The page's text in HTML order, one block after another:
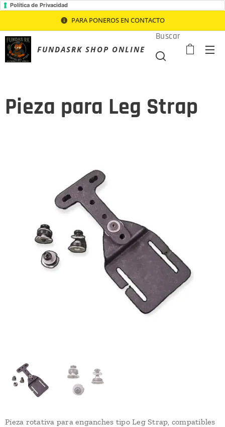
Política de Privacidad
PARA PONEROS EN CONTACTO
FUNDASRK SHOP ONLINE
Buscar
Pieza para Leg Strap
Pieza rotativa para enganches tipo Leg Strap, compatibles